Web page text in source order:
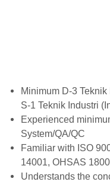
Minimum D-3
S-1 Teknik Industri
Experienced
System/QA/QC
Familiar with ISO
14001, OHSAS
Understands the